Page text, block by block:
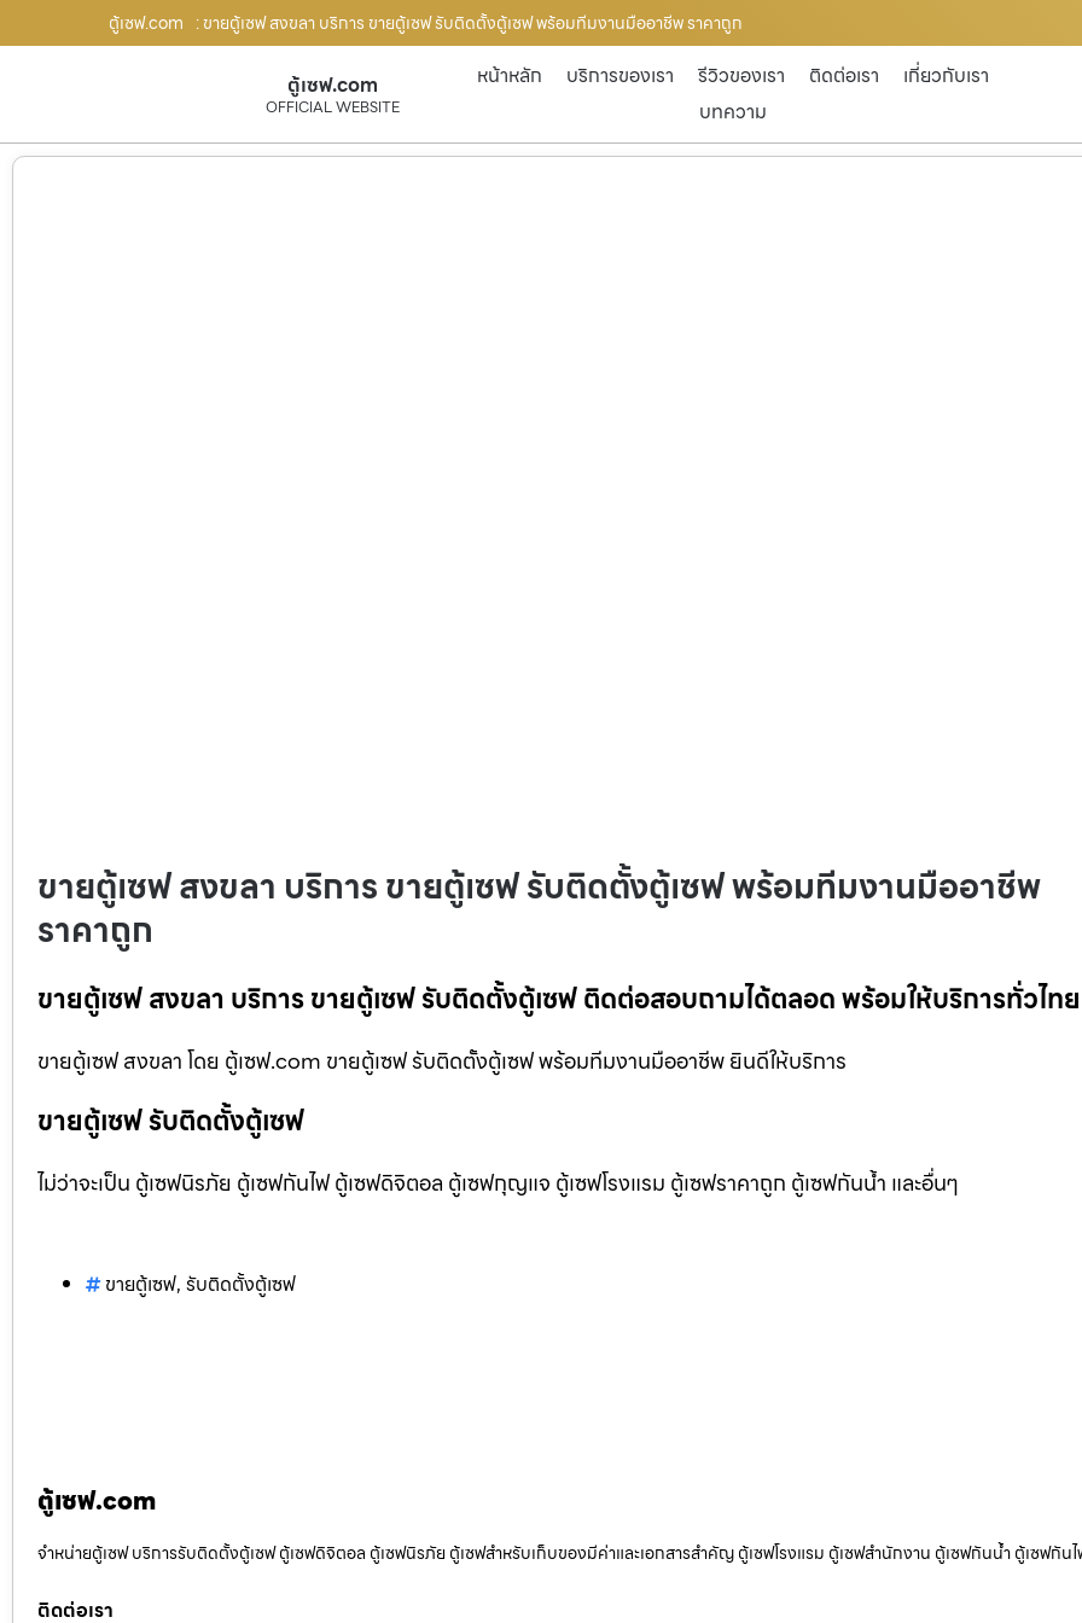
ตู้เซฟ.com : ขายตู้เซฟ สงขลา บริการ ขายตู้เซฟ รับติดตั้งตู้เซฟ พร้อมทีมงานมืออาชีพ ราคาถูก
ตู้เซฟ.com
OFFICIAL WEBSITE
หน้าหลัก บริการของเรา รีวิวของเรา ติดต่อเรา
เกี่ยวกับเรา
บทความ
ขายตู้เซฟ สงขลา บริการ ขายตู้เซฟ รับติดตั้งตู้เซฟ พร้อมทีมงานมืออาชีพ
ราคาถูก
ขายตู้เซฟ สงขลา บริการ ขายตู้เซฟ รับติดตั้งตู้เซฟ ติดต่อสอบถามได้ตลอด พร้อมให้บริการทั่วไทย
ขายตู้เซฟ สงขลา โดย ตู้เซฟ.com ขายตู้เซฟ รับติดตั้งตู้เซฟ พร้อมทีมงานมืออาชีพ ยินดีให้บริการ
ขายตู้เซฟ รับติดตั้งตู้เซฟ
ไม่ว่าจะเป็น ตู้เซฟนิรภัย ตู้เซฟกันไฟ ตู้เซฟดิจิตอล ตู้เซฟกุญแจ ตู้เซฟโรงแรม ตู้เซฟราคาถูก ตู้เซฟกันน้ำ และอื่นๆ
ขายตู้เซฟ, รับติดตั้งตู้เซฟ
ตู้เซฟ.com
จำหน่ายตู้เซฟ บริการรับติดตั้งตู้เซฟ ตู้เซฟดิจิตอล ตู้เซฟนิรภัย ตู้เซฟสำหรับเก็บของมีค่าและเอกสารสำคัญ ตู้เซฟโรงแรม ตู้เซฟสำนักงาน ตู้เซฟกันน้ำ ตู้เซฟกัน
ติดต่อเรา